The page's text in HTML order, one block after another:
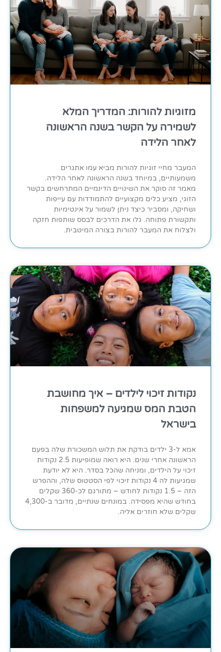
מזוגיות להורות: המדריך המלא
לשמירה על הקשר בשנה הראשונה
לאחר הלידה
המעבר מחיי זוגיות להורות מביא עמו אתגרים
משמעותיים, במיוחד בשנה הראשונה לאחר הלידה.
מאמר זה סוקר את השינויים הדינמיים המתרחשים בקשר
הזוגי, מציע כלים מקצועיים להתמודדות עם עייפות
ושחיקה, ומסביר כיצד ניתן לשמור על אינטימיות
ותקשורת פתוחה. גלו את הדרכים לבסס שותפות חזקה
ולצלוח את המעבר להורות בצורה המיטבית.
נקודות זיכוי לילדים – איך מחושבת
הטבת המס שמגיעה למשפחות
בישראל
אמא ל-3 ילדים בודקת את תלוש המשכורת שלה בפעם
הראשונה אחרי שנים. היא רואה שמופיעות 2.5 נקודות
זיכוי על הילדים, ומניחה שהכל בסדר. היא לא יודעת
שמגיעות לה 4 נקודות זיכוי לפי הסטטוס שלה, וההפרש
הזה – 1.5 נקודות לחודש – מתורגם לכ-360 שקלים
בחודש שהיא מפסידה. במונחים שנתיים, מדובר ב-4,300
שקלים שלא חוזרים אליה.